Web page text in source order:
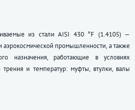
из стали AISI 430 °F (1.4105) —
промышленности, а также
назначения, работающие в условиях
и температур: муфты, втулки, валы